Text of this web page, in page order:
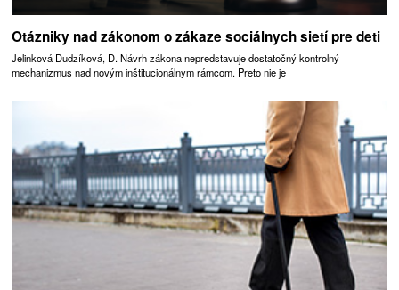
Otázniky nad zákonom o zákaze sociálnych sietí pre deti
Jelinková Dudzíková, D. Návrh zákona nepredstavuje dostatočný kontrolný
mechanizmus nad novým inštitucionálnym rámcom. Preto nie je